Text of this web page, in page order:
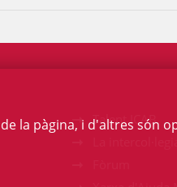
Talent ICAB
la pàgina, i d'altres són